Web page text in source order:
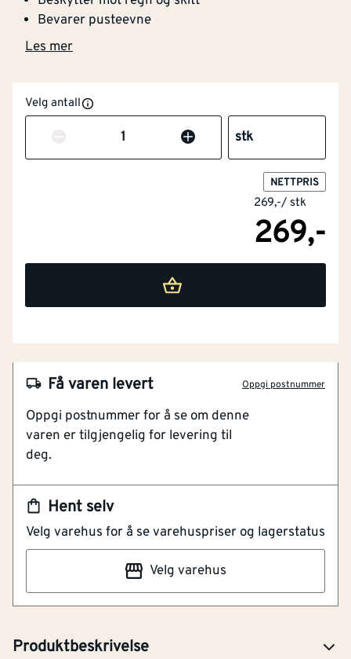
Bevarer pusteevne
Les mer
Velg antall
Antall stk
NETTPRIS
269,-/ stk
269,-
Hent selv
Velg varehus for å se varehuspriser og lagerstatus
Velg varehus
Få varen levert Oppgi postnummer
Oppgi postnummer for å se om denne
varen er tilgjengelig for levering til
deg.
Produktbeskrivelse
Beskytter mot regn og skitt
Biologisk nedbrytbar
PFC-fri
skoene og støvlene dine mot regn og skitt. Passer til
alle slags materialer som tekstil, nubuck, semsket
skinn og lær. Opprettholder materialets pusteevne og
imiterer naturens egen kjemi, er PFAS-fri og lett
biologisk nedbrytbar i henhold til OECD301A, snill mot